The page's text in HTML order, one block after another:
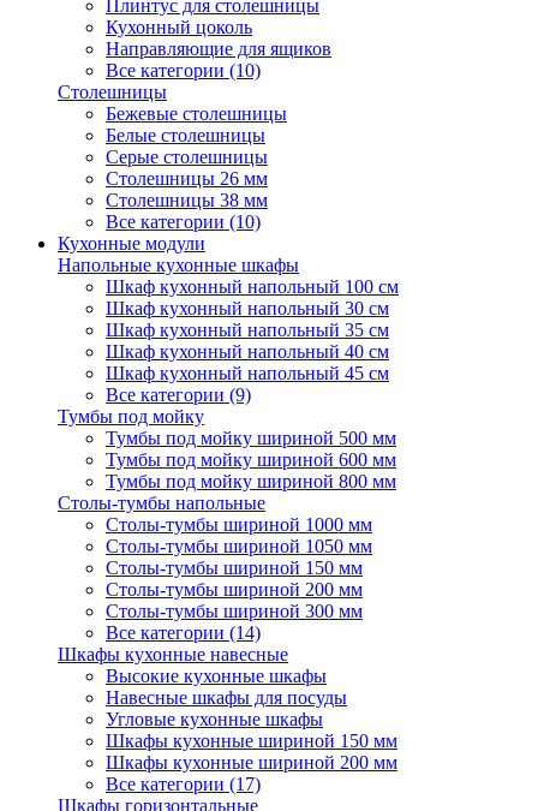
Плинтус для столешницы
Кухонный цоколь
Направляющие для ящиков
Все категории (10)
Столешницы
Бежевые столешницы
Белые столешницы
Серые столешницы
Столешницы 26 мм
Столешницы 38 мм
Все категории (10)
Кухонные модули
Напольные кухонные шкафы
Шкаф кухонный напольный 100 см
Шкаф кухонный напольный 30 см
Шкаф кухонный напольный 35 см
Шкаф кухонный напольный 40 см
Шкаф кухонный напольный 45 см
Все категории (9)
Тумбы под мойку
Тумбы под мойку шириной 500 мм
Тумбы под мойку шириной 600 мм
Тумбы под мойку шириной 800 мм
Столы-тумбы напольные
Столы-тумбы шириной 1000 мм
Столы-тумбы шириной 1050 мм
Столы-тумбы шириной 150 мм
Столы-тумбы шириной 200 мм
Столы-тумбы шириной 300 мм
Все категории (14)
Шкафы кухонные навесные
Высокие кухонные шкафы
Навесные шкафы для посуды
Угловые кухонные шкафы
Шкафы кухонные шириной 150 мм
Шкафы кухонные шириной 200 мм
Все категории (17)
Шкафы горизонтальные